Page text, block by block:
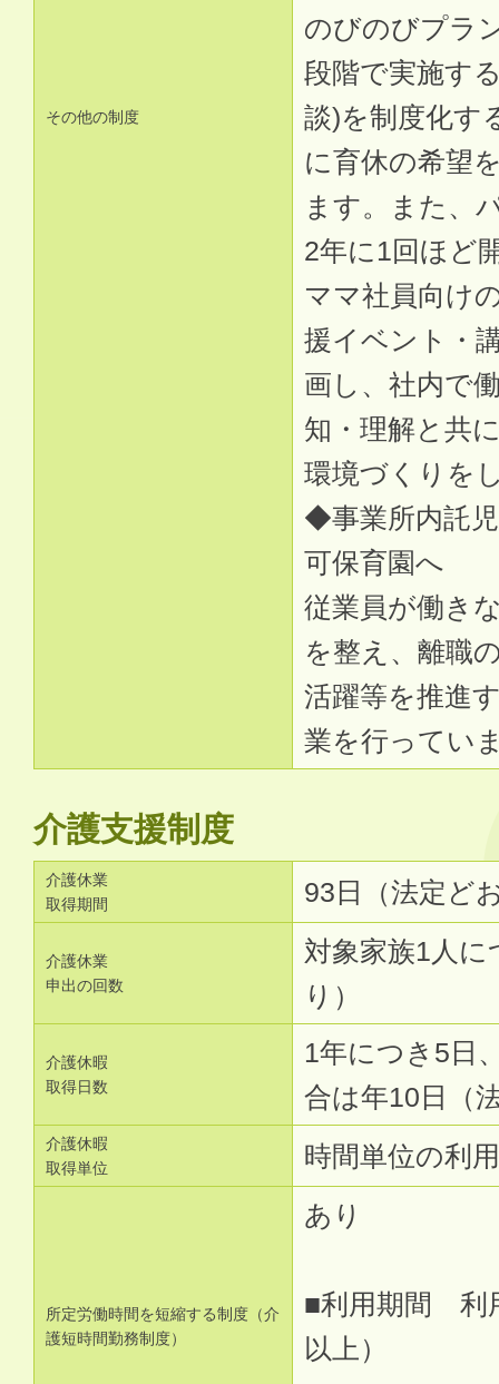
その他の制度
のびのびプラ
段階で実施す
談)を制度化す
に育休の希望
ます。また、
2年に1回ほど
ママ社員向け
援イベント・
画し、社内で
知・理解と共
環境づくりを
◆事業所内託
可保育園へ
従業員が働き
を整え、離職
活躍等を推進
業を行ってい
介護支援制度
介護休業
取得期間
93日（法定ど
介護休業
申出の回数
対象家族1人
り）
介護休暇
取得日数
1年につき5日
合は年10日（
介護休暇
取得単位
時間単位の利用
所定労働時間を短縮する制度（介
護短時間勤務制度）
あり
■利用期間 利
以上）